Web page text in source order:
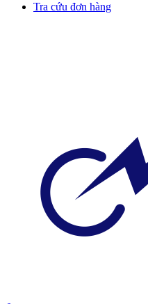
Tra cứu đơn hàng